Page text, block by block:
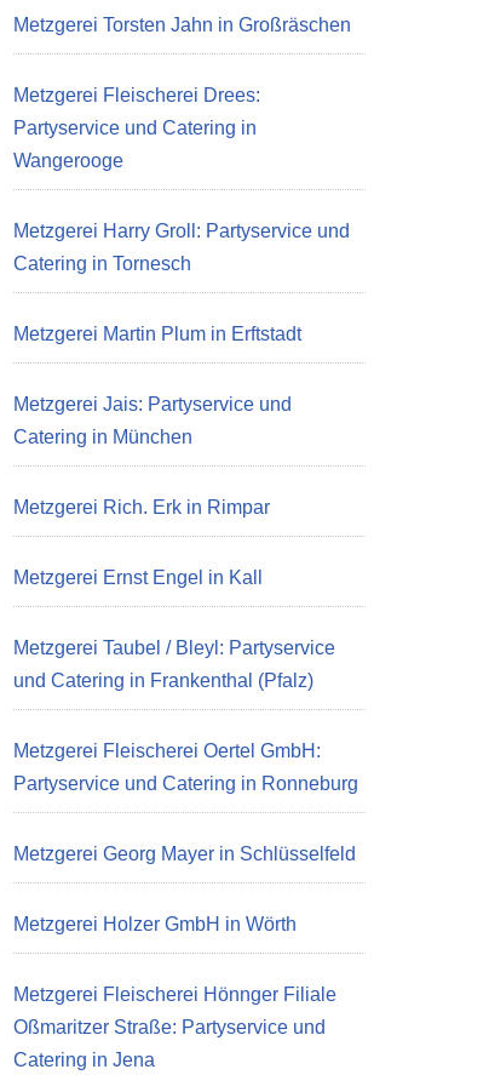
Metzgerei Torsten Jahn in Großräschen
Metzgerei Fleischerei Drees:
Partyservice und Catering in
Wangerooge
Metzgerei Harry Groll: Partyservice und
Catering in Tornesch
Metzgerei Martin Plum in Erftstadt
Metzgerei Jais: Partyservice und
Catering in München
Metzgerei Rich. Erk in Rimpar
Metzgerei Ernst Engel in Kall
Metzgerei Taubel / Bleyl: Partyservice
und Catering in Frankenthal (Pfalz)
Metzgerei Fleischerei Oertel GmbH:
Partyservice und Catering in Ronneburg
Metzgerei Georg Mayer in Schlüsselfeld
Metzgerei Holzer GmbH in Wörth
Metzgerei Fleischerei Hönnger Filiale
Oßmaritzer Straße: Partyservice und
Catering in Jena